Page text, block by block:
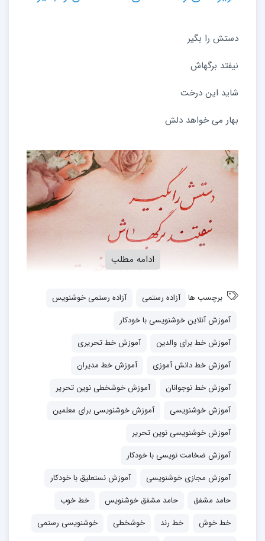
دستش را بگیر
نیفتد برگهاش
شاید این درخت
بهار می خواهد دلش
استاد آزاده رستمی
همه پست ها
حامد مشفق آرانی
همه پست ها
ادامه مطلب
برچسب ها آزاده رستمی
آزاده رستمی خوشنویس
آموزش آنلاین خوشنویسی با خودکار
آموزش خط برای والدین
آموزش خط تحریری
آموزش خط دانش آموزی
آموزش خط مدیران
آموزش خط نوجوانان
آموزش خوشخطی نوین تحریر
آموزش خوشنویسی
آموزش خوشنویسی برای معلمین
آموزش خوشنویسی نوین تحریر
آموزش ضخامت نویسی با خودکار
آموزش مجازی خوشنویسی
آموزش نستعلیق با خودکار
حامد مشفق
حامد مشفق خوشنویس
خط خوب
خط خوش
خط رند خوشخطی
خوشنویسی رستمی